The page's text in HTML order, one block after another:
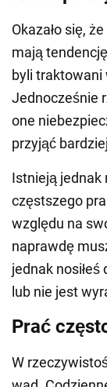
Okazało się,
mają
byli traktowani
Jednocześnie
one
przyjąć
Istnieją jednak
częstszego
względu na
naprawdę
jednak
lub nie jest
Prać
W